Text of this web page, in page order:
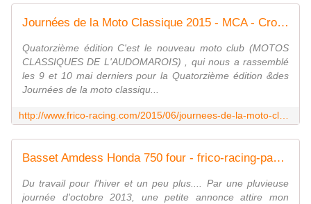
Journées de la Moto Classique 2015 - MCA - Croix en Ternois - frico-racing-passion moto
Quatorzième édition C'est le nouveau moto club (MOTOS
CLASSIQUES DE L'AUDOMAROIS) , qui nous a rassemblé
les 9 et 10 mai derniers pour la Quatorzième édition &des
Journées de la moto classiqu...
Basset Amdess Honda 750 four - frico-racing-passion moto
Du travail pour l'hiver et un peu plus.... Par une pluvieuse
journée d'octobre 2013, une petite annonce attire mon